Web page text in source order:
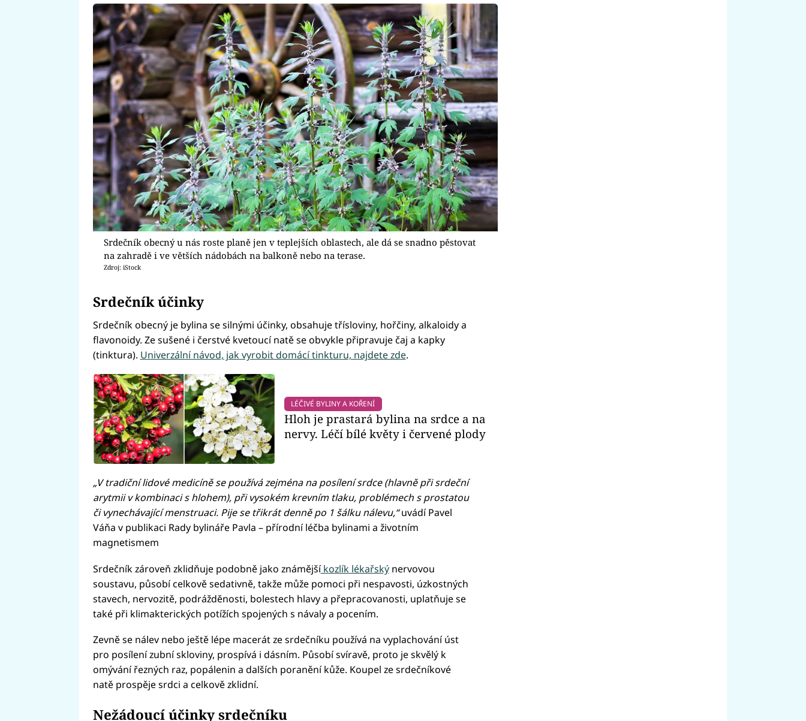
Srdečník obecný u nás roste planě jen v teplejších oblastech, ale dá se snadno pěstovat
na zahradě i ve větších nádobách na balkoně nebo na terase.
Zdroj: iStock
Srdečník účinky
Srdečník obecný je bylina se silnými účinky, obsahuje třísloviny, hořčiny, alkaloidy a
flavonoidy. Ze sušené i čerstvé kvetoucí natě se obvykle připravuje čaj a kapky
(tinktura). Univerzální návod, jak vyrobit domácí tinkturu, najdete zde.
LÉČIVÉ BYLINY A KOŘENÍ
Hloh je prastará bylina na srdce a na
nervy. Léčí bílé květy i červené plody
„V tradiční lidové medicíně se používá zejména na posílení srdce (hlavně při srdeční
arytmii v kombinaci s hlohem), při vysokém krevním tlaku, problémech s prostatou
či vynechávající menstruaci. Pije se třikrát denně po 1 šálku nálevu,“uvádí Pavel
Váňa v publikaci Rady bylináře Pavla – přírodní léčba bylinami a životním
magnetismem
Srdečník zároveň zklidňuje podobně jako známějšíkozlík lékařskýnervovou
soustavu, působí celkově sedativně, takže může pomoci při nespavosti, úzkostných
stavech, nervozitě, podrážděnosti, bolestech hlavy a přepracovanosti, uplatňuje se
také při klimakterických potížích spojených s návaly a pocením.
Zevně se nálev nebo ještě lépe macerát ze srdečníku používá na vyplachování úst
pro posílení zubní skloviny, prospívá i dásním. Působí svíravě, proto je skvělý k
omývání řezných raz, popálenin a dalších poranění kůže. Koupel ze srdečníkové
natě prospěje srdci a celkově zklidní.
Nežádoucí účinky srdečníku